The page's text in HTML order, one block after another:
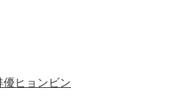
ヒョンビン